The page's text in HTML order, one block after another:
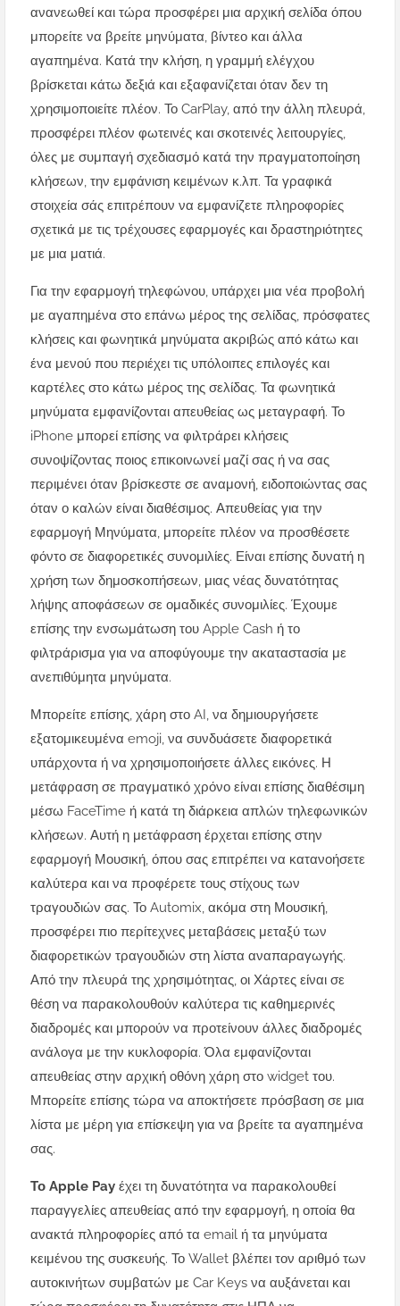
ανανεωθεί και τώρα προσφέρει μια αρχική σελίδα όπου
μπορείτε να βρείτε μηνύματα, βίντεο και άλλα
αγαπημένα. Κατά την κλήση, η γραμμή ελέγχου
βρίσκεται κάτω δεξιά και εξαφανίζεται όταν δεν τη
χρησιμοποιείτε πλέον. Το CarPlay, από την άλλη πλευρά,
προσφέρει πλέον φωτεινές και σκοτεινές λειτουργίες,
όλες με συμπαγή σχεδιασμό κατά την πραγματοποίηση
κλήσεων, την εμφάνιση κειμένων κ.λπ. Τα γραφικά
στοιχεία σάς επιτρέπουν να εμφανίζετε πληροφορίες
σχετικά με τις τρέχουσες εφαρμογές και δραστηριότητες
με μια ματιά.
Για την εφαρμογή τηλεφώνου, υπάρχει μια νέα προβολή
με αγαπημένα στο επάνω μέρος της σελίδας, πρόσφατες
κλήσεις και φωνητικά μηνύματα ακριβώς από κάτω και
ένα μενού που περιέχει τις υπόλοιπες επιλογές και
καρτέλες στο κάτω μέρος της σελίδας. Τα φωνητικά
μηνύματα εμφανίζονται απευθείας ως μεταγραφή. Το
iPhone μπορεί επίσης να φιλτράρει κλήσεις
συνοψίζοντας ποιος επικοινωνεί μαζί σας ή να σας
περιμένει όταν βρίσκεστε σε αναμονή, ειδοποιώντας σας
όταν ο καλών είναι διαθέσιμος. Απευθείας για την
εφαρμογή Μηνύματα, μπορείτε πλέον να προσθέσετε
φόντο σε διαφορετικές συνομιλίες. Είναι επίσης δυνατή η
χρήση των δημοσκοπήσεων, μιας νέας δυνατότητας
λήψης αποφάσεων σε ομαδικές συνομιλίες. Έχουμε
επίσης την ενσωμάτωση του Apple Cash ή το
φιλτράρισμα για να αποφύγουμε την ακαταστασία με
ανεπιθύμητα μηνύματα.
Μπορείτε επίσης, χάρη στο AI, να δημιουργήσετε
εξατομικευμένα emoji, να συνδυάσετε διαφορετικά
υπάρχοντα ή να χρησιμοποιήσετε άλλες εικόνες. Η
μετάφραση σε πραγματικό χρόνο είναι επίσης διαθέσιμη
μέσω FaceTime ή κατά τη διάρκεια απλών τηλεφωνικών
κλήσεων. Αυτή η μετάφραση έρχεται επίσης στην
εφαρμογή Μουσική, όπου σας επιτρέπει να κατανοήσετε
καλύτερα και να προφέρετε τους στίχους των
τραγουδιών σας. Το Automix, ακόμα στη Μουσική,
προσφέρει πιο περίτεχνες μεταβάσεις μεταξύ των
διαφορετικών τραγουδιών στη λίστα αναπαραγωγής.
Από την πλευρά της χρησιμότητας, οι Χάρτες είναι σε
θέση να παρακολουθούν καλύτερα τις καθημερινές
διαδρομές και μπορούν να προτείνουν άλλες διαδρομές
ανάλογα με την κυκλοφορία. Όλα εμφανίζονται
απευθείας στην αρχική οθόνη χάρη στο widget του.
Μπορείτε επίσης τώρα να αποκτήσετε πρόσβαση σε μια
λίστα με μέρη για επίσκεψη για να βρείτε τα αγαπημένα
σας.
Το Apple Pay έχει τη δυνατότητα να παρακολουθεί
παραγγελίες απευθείας από την εφαρμογή, η οποία θα
ανακτά πληροφορίες από τα email ή τα μηνύματα
κειμένου της συσκευής. Το Wallet βλέπει τον αριθμό των
αυτοκινήτων συμβατών με Car Keys να αυξάνεται και